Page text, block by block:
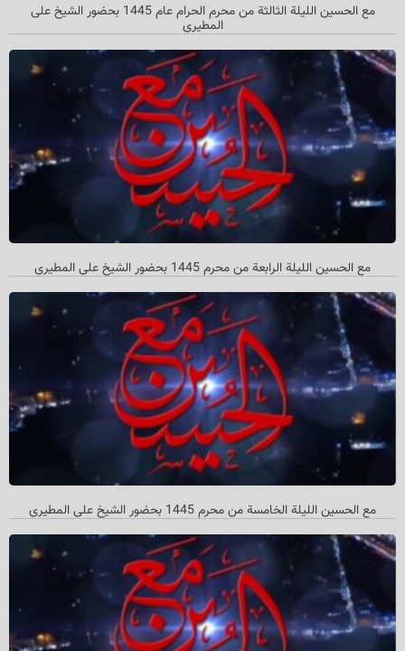
مع الحسین اللیلة الثالثة من محرم الحرام عام 1445 بحضور الشیخ علی
المطیري
مع الحسین اللیلة الرابعة من محرم 1445 بحضور الشیخ علي المطیري
مع الحسین اللیلة الخامسة من محرم 1445 بحضور الشیخ علي المطیري